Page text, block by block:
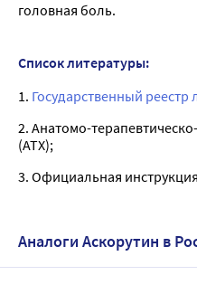
головная боль.
Список литературы:
1. Государственный реестр
2. Анатомо-
(ATX);
3. Официальная
Аналоги Аскорутин в